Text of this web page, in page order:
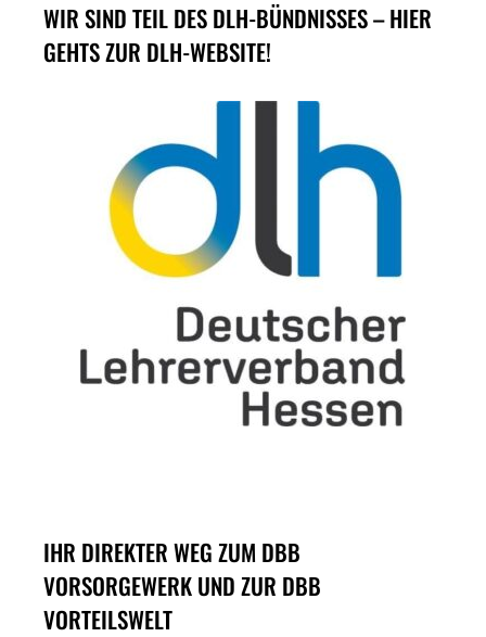
WIR SIND TEIL DES DLH-BÜNDNISSES – HIER
GEHTS ZUR DLH-WEBSITE!
IHR DIREKTER WEG ZUM DBB
VORSORGEWERK UND ZUR DBB
VORTEILSWELT